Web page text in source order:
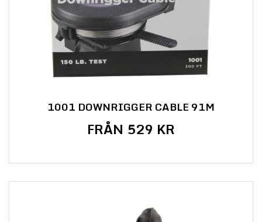
1001 DOWNRIGGER CABLE 91M
FRÅN 529 KR